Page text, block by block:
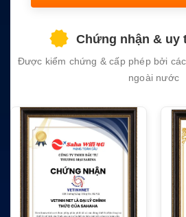
Chứng nhận & uy
Được kiểm chứng & cấp phép bởi
ngoài nước